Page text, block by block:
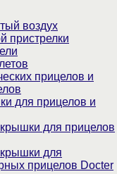
воздух
пристрелки
прицелов и
для прицелов и
для прицелов
для
прицелов Docter